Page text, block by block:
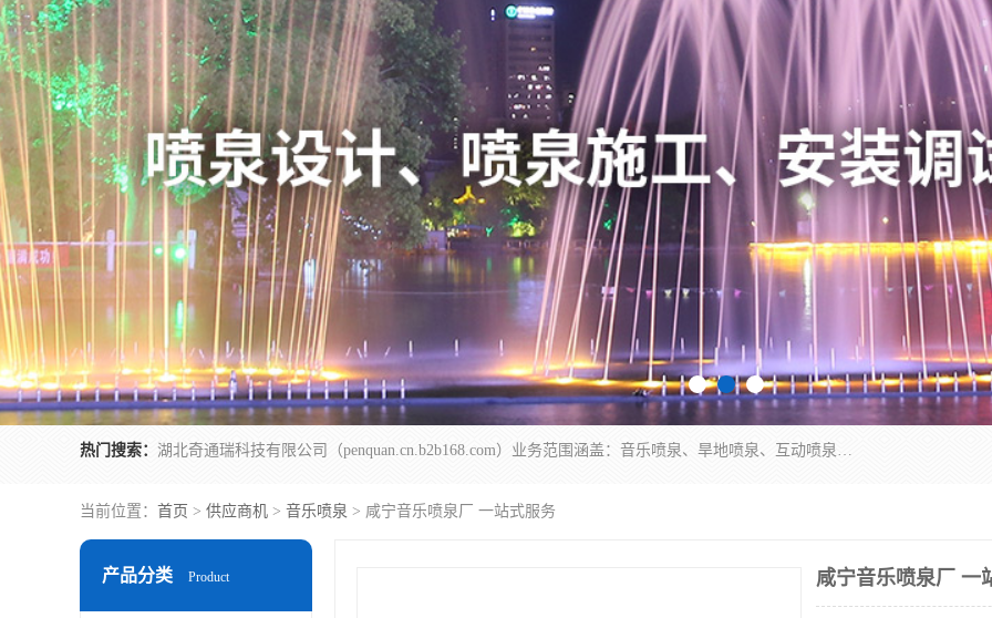
热门搜索： 湖北奇通瑞科技有限公司（penquan.cn.b2b168.com）业务范围涵盖：音乐喷泉、旱地喷泉、互动喷泉、喷泉设计及灯光水秀等各类水景工程，广泛应用于公园、城市广场、商业综合体、旅游景区、住宅社区等领域。
当前位置： 首页 > 供应商机 > 音乐喷泉 > 咸宁音乐喷泉厂 一站式服务
产品分类 Product 咸宁音乐喷泉厂 一